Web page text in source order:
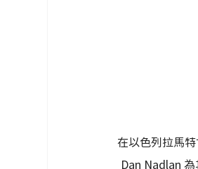
在以色列拉馬
Dan Nadlan